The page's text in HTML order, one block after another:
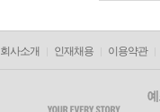
회사소개 인재채용 이용약관